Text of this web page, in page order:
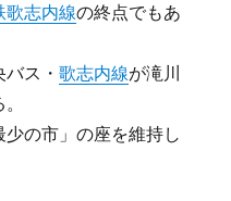
歌志内線の終点でもあ
バス・歌志内線が滝川
の市」の座を維持し